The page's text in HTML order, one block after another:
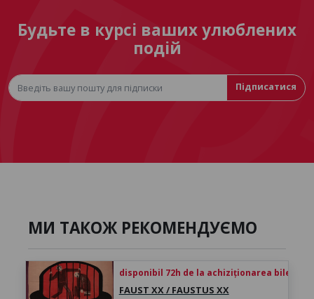
Будьте в курсі ваших улюблених
подій
Підписатися
МИ ТАКОЖ РЕКОМЕНДУЄМО
disponibil 72h de la achiziționarea biletului
FAUST XX / FAUSTUS XX